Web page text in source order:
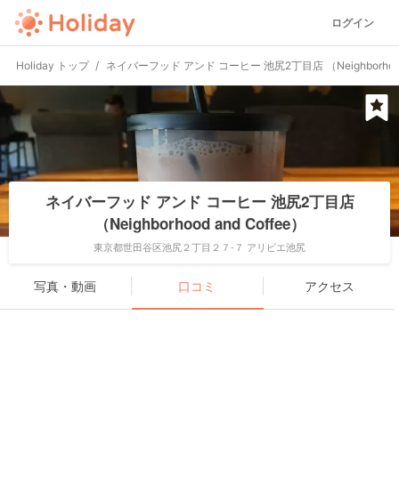
ログイン
Holiday トップ ネイバーフッド アンド コーヒー 池尻2丁目店 （
ネイバーフッド アンド コーヒー 池尻2丁目店
（Neighborhood and Coffee）
東京都世田谷区池尻２丁目２７-７ アリビエ池尻
写真・動画 口コミ アクセス